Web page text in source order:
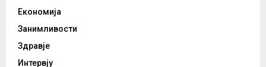
Економија
Занимливости
Здравје
Интервју